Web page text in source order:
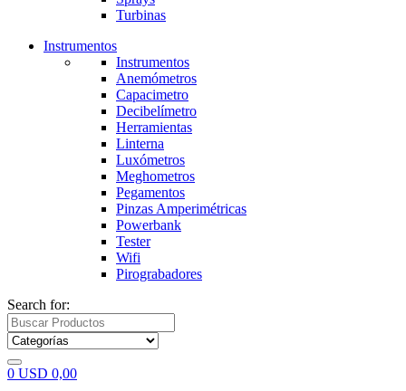
Turbinas
Instrumentos
Instrumentos
Anemómetros
Capacimetro
Decibelímetro
Herramientas
Linterna
Luxómetros
Meghometros
Pegamentos
Pinzas Amperimétricas
Powerbank
Tester
Wifi
Pirograbadores
Search for:
0 USD 0,00